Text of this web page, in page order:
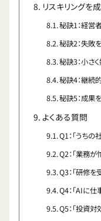
リスキリングを
秘訣1：経営
秘訣2：失敗
秘訣3：小さ
秘訣4：継続
秘訣5：成果
よくある質問
Q1：「うちの
Q2：「業務が
Q3：「研修
Q4：「AIに仕
Q5：「投資